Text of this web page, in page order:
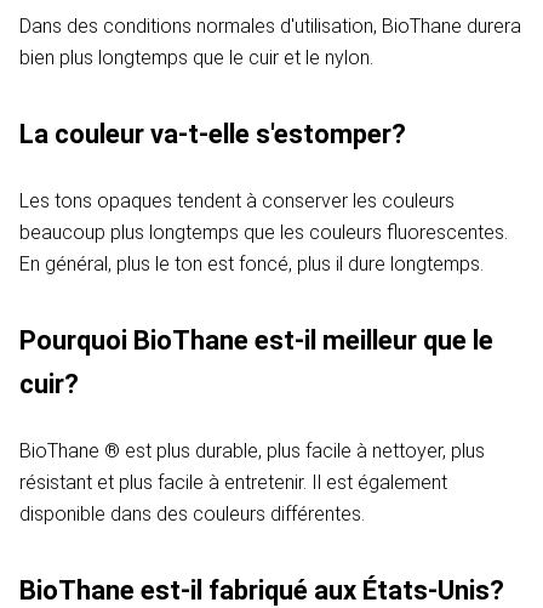
Dans des conditions normales d'utilisation, BioThane durera
bien plus longtemps que le cuir et le nylon.
La couleur va-t-elle s'estomper?
Les tons opaques tendent à conserver les couleurs
beaucoup plus longtemps que les couleurs fluorescentes.
En général, plus le ton est foncé, plus il dure longtemps.
Pourquoi BioThane est-il meilleur que le
cuir?
BioThane ® est plus durable, plus facile à nettoyer, plus
résistant et plus facile à entretenir. Il est également
disponible dans des couleurs différentes.
BioThane est-il fabriqué aux États-Unis?